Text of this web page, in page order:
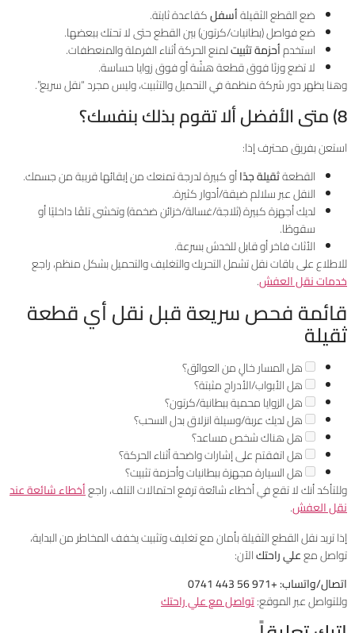
ضع القطع الثقيلةأسفلكقاعدة ثابتة.
ضع فواصل (بطانيات/كرتون) بين القطع حتى لا تحتك ببعضها.
استخدمأحزمة تثبيتلمنع الحركة أثناء الفرملة والمنعطفات.
لا تضع وزنًا فوق قطعة هشّة أو فوق زوايا حساسة.
وهنا يظهر دور شركة منظمة في التحميل والتثبيت، وليس مجرد “نقل سريع”.
8) متى الأفضل ألا تقوم بذلك بنفسك؟
استعن بفريق محترف إذا:
القطعةثقيلة جدًاأو كبيرة لدرجة تمنعك من إبقائها قريبة من جسمك.
النقل عبر سلالم ضيقة/أدوار كثيرة.
لديك أجهزة كبيرة (ثلاجة/غسالة/خزائن ضخمة) وتخشى تلفًا داخليًا أو
سقوطًا.
الأثاث فاخر أو قابل للخدش بسرعة.
للاطلاع على باقات نقل تشمل التحريك والتغليف والتحميل بشكل منظم، راجع
خدمات نقل العفش.
قائمة فحص سريعة قبل نقل أي قطعة
ثقيلة
هل المسار خالٍ من العوائق؟
هل الأبواب/الأدراج مثبتة؟
هل الزوايا محمية ببطانية/كرتون؟
هل لديك عربة/وسيلة انزلاق بدل السحب؟
هل هناك شخص مساعد؟
هل اتفقتم على إشارات واضحة أثناء الحركة؟
هل السيارة مجهزة ببطانيات وأحزمة تثبيت؟
وللتأكد أنك لا تقع في أخطاء شائعة ترفع احتمالات التلف، راجعأخطاء شائعة عند
نقل العفش.
إذا تريد نقل القطع الثقيلة بأمان مع تغليف وتثبيت يخفف المخاطر من البداية،
تواصل مععلي راحتكالآن:
اتصال/واتساب:+971 56 443 0741
وللتواصل عبر الموقع:تواصل مع علي راحتك